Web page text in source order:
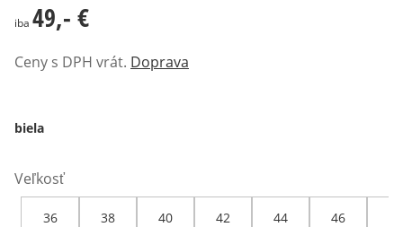
49,- €
iba 49,- €
Ceny s DPH vrát. Doprava
biela
Veľkosť
36 38 40 42 44 46